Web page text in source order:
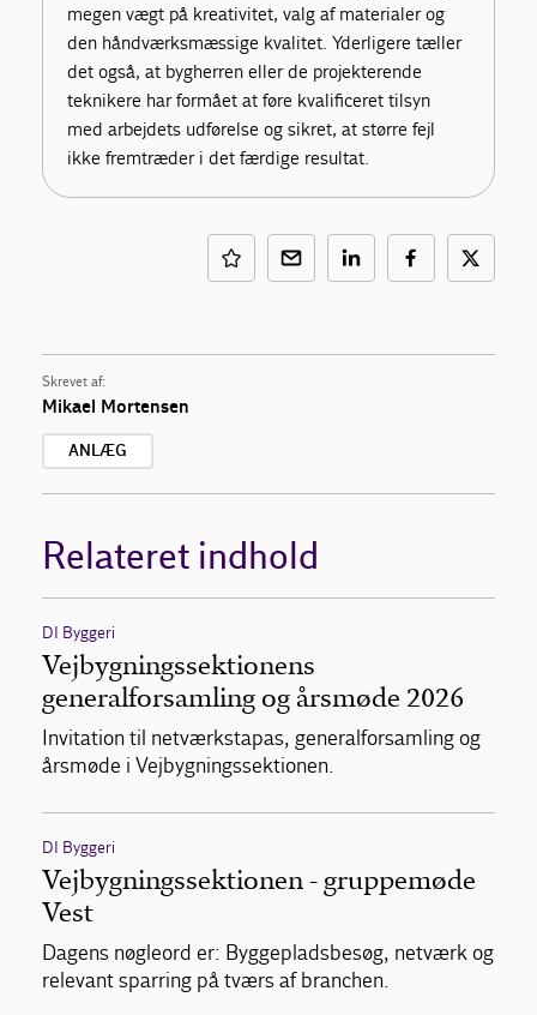
megen vægt på kreativitet, valg af materialer og
den håndværksmæssige kvalitet. Yderligere tæller
det også, at bygherren eller de projekterende
teknikere har formået at føre kvalificeret tilsyn
med arbejdets udførelse og sikret, at større fejl
ikke fremtræder i det færdige resultat.
Skrevet af:
Mikael Mortensen
ANLÆG
Relateret indhold
DI Byggeri
Vejbygningssektionens
generalforsamling og årsmøde 2026
Invitation til netværkstapas, generalforsamling og
årsmøde i Vejbygningssektionen.
DI Byggeri
Vejbygningssektionen - gruppemøde
Vest
Dagens nøgleord er: Byggepladsbesøg, netværk og
relevant sparring på tværs af branchen.